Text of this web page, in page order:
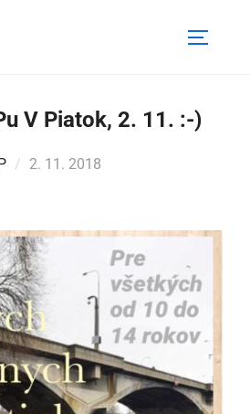
V Piatok, 2. 11. :-)
Pridané
2. 11. 2018